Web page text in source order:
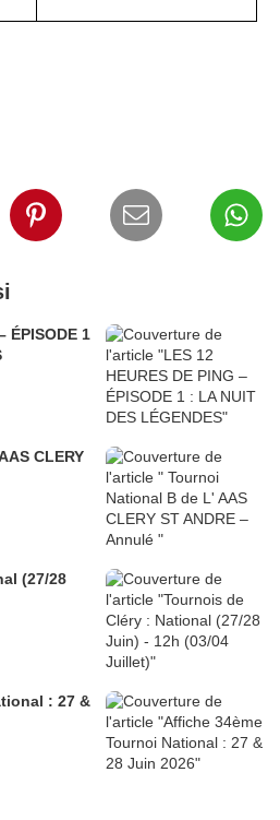
ÉPISODE 1
CLERY
(27/28
: 27 &